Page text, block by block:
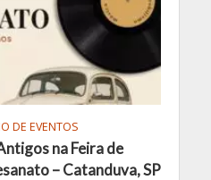
DE EVENTOS
na Feira de
– Catanduva, SP